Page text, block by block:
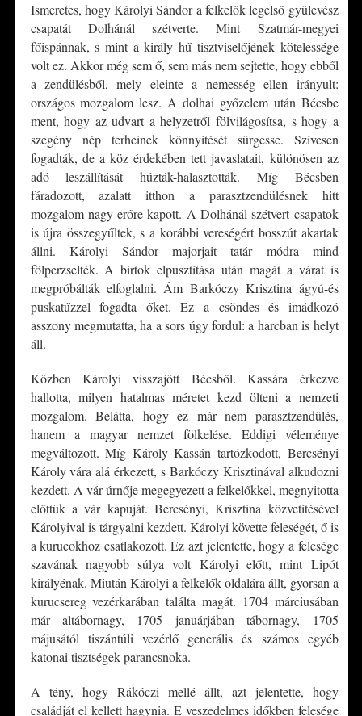
Ismeretes, hogy Károlyi Sándor a felkelők legelső gyülevész
csapatát Dolhánál szétverte. Mint Szatmár-megyei
főispánnak, s mint a király hű tisztviselőjének kötelessége
volt ez. Akkor még sem ő, sem más nem sejtette, hogy ebből
a zendülésből, mely eleinte a nemesség ellen irányult:
országos mozgalom lesz. A dolhai győzelem után Bécsbe
ment, hogy az udvart a helyzetről fölvilágosítsa, s hogy a
szegény nép terheinek könnyítését sürgesse. Szívesen
fogadták, de a köz érdekében tett javaslatait, különösen az
adó leszállítását húzták-halasztották. Míg Bécsben
fáradozott, azalatt itthon a parasztzendülésnek hitt
mozgalom nagy erőre kapott. A Dolhánál szétvert csapatok
is újra összegyűltek, s a korábbi vereségért bosszút akartak
állni. Károlyi Sándor majorjait tatár módra mind
fölperzselték. A birtok elpusztítása után magát a várat is
megpróbálták elfoglalni. Ám Barkóczy Krisztina ágyú-és
puskatűzzel fogadta őket. Ez a csöndes és imádkozó
asszony megmutatta, ha a sors úgy fordul: a harcban is helyt
áll.
Közben Károlyi visszajött Bécsből. Kassára érkezve
hallotta, milyen hatalmas méretet kezd ölteni a nemzeti
mozgalom. Belátta, hogy ez már nem parasztzendülés,
hanem a magyar nemzet fölkelése. Eddigi véleménye
megváltozott. Míg Károly Kassán tartózkodott, Bercsényi
Károly vára alá érkezett, s Barkóczy Krisztinával alkudozni
kezdett. A vár úrnője megegyezett a felkelőkkel, megnyitotta
előttük a vár kapuját. Bercsényi, Krisztina közvetítésével
Károlyival is tárgyalni kezdett. Károlyi követte feleségét, ő is
a kurucokhoz csatlakozott. Ez azt jelentette, hogy a felesége
szavának nagyobb súlya volt Károlyi előtt, mint Lipót
királyénak. Miután Károlyi a felkelők oldalára állt, gyorsan a
kurucsereg vezérkarában találta magát. 1704 márciusában
már altábornagy, 1705 januárjában tábornagy, 1705
májusától tiszántúli vezérlő generális és számos egyéb
katonai tisztségek parancsnoka.
A tény, hogy Rákóczi mellé állt, azt jelentette, hogy
családját el kellett hagynia. E veszedelmes időkben felesége